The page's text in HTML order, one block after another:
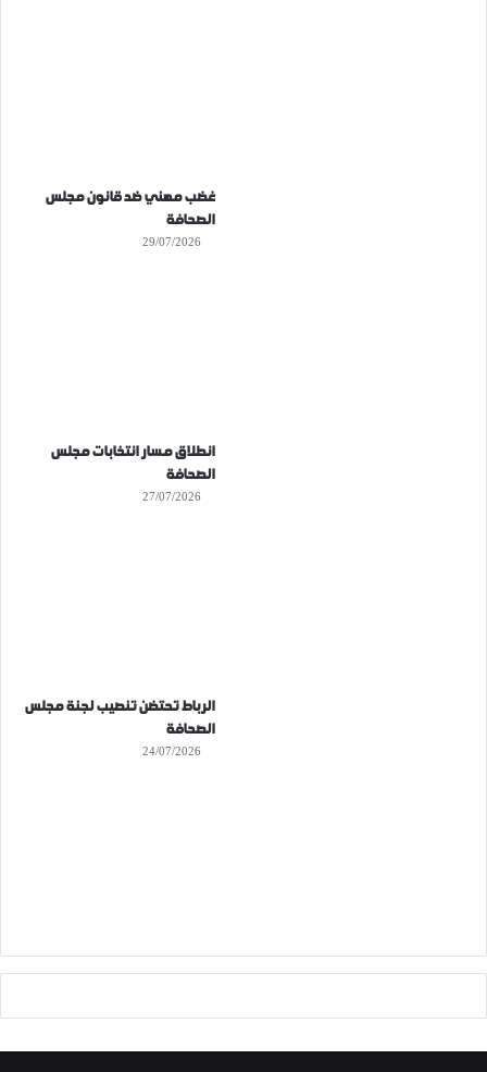
غضب مهني ضد قانون مجلس
الصحافة
29/07/2026
انطلاق مسار انتخابات مجلس
الصحافة
27/07/2026
الرباط تحتضن تنصيب لجنة مجلس
الصحافة
24/07/2026